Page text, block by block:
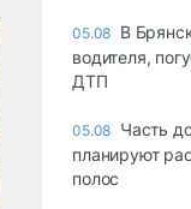
05.08 В
водителя,
ДТП
05.08 Часть
планируют
полос